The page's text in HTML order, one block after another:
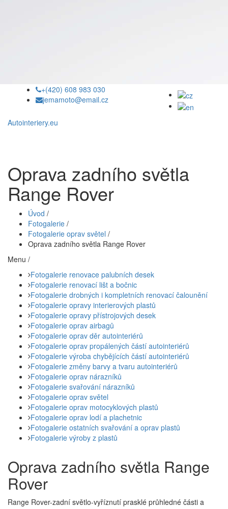
+(420) 608 983 030
jemamoto@email.cz
Autointeriery.eu
Oprava zadního světla
Range Rover
Úvod /
Fotogalerie /
Fotogalerie oprav světel /
Oprava zadního světla Range Rover
Menu /
Fotogalerie renovace palubních desek
Fotogalerie renovací lišt a bočnic
Fotogalerie drobných i kompletních renovací čalounění
Fotogalerie opravy interierových plastů
Fotogalerie opravy přístrojových desek
Fotogalerie oprav airbagů
Fotogalerie oprav děr autointeriérů
Fotogalerie oprav propálených částí autointeriérů
Fotogalerie výroba chybějících částí autointeriérů
Fotogalerie změny barvy a tvaru autointeriérů
Fotogalerie oprav nárazníků
Fotogalerie svařování nárazníků
Fotogalerie oprav světel
Fotogalerie oprav motocyklových plastů
Fotogalerie oprav lodí a plachetnic
Fotogalerie ostatních svařování a oprav plastů
Fotogalerie výroby z plastů
Oprava zadního světla Range
Rover
Range Rover-zadní světlo-vyříznutí prasklé průhledné části a